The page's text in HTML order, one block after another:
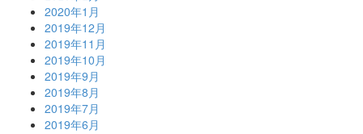
2020年1月
2019年12月
2019年11月
2019年10月
2019年9月
2019年8月
2019年7月
2019年6月